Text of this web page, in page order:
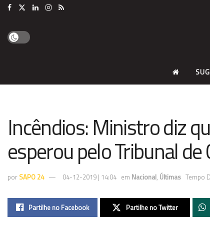
Incêndios: Ministro diz
esperou pelo Tribunal
por SAPO 24 04-12-2019 | 14:04 em Nacional, Últimas Tempo
Partilhe no Facebook Partilhe no Twitter